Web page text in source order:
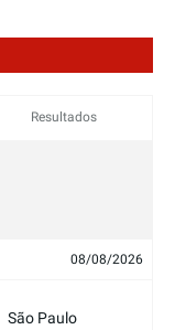
Resultados
08/08/2026
São Paulo